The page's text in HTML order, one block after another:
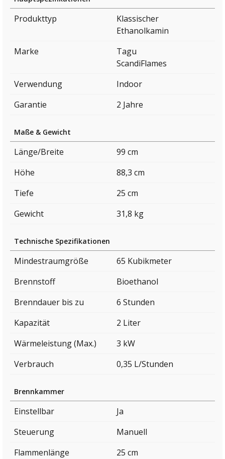
Produkttyp
Klassischer
Ethanolkamin
Marke
Tagu
ScandiFlames
Verwendung
Indoor
Garantie
2 Jahre
Maße & Gewicht
Länge/Breite
99 cm
Höhe
88,3 cm
Tiefe
25 cm
Gewicht
31,8 kg
Technische Spezifikationen
Mindestraumgröße
65 Kubikmeter
Brennstoff
Bioethanol
Brenndauer bis zu
6 Stunden
Kapazität
2 Liter
Wärmeleistung (Max.)
3 kW
Verbrauch
0,35 L/Stunden
Brennkammer
Einstellbar
Ja
Steuerung
Manuell
Flammenlänge
25 cm